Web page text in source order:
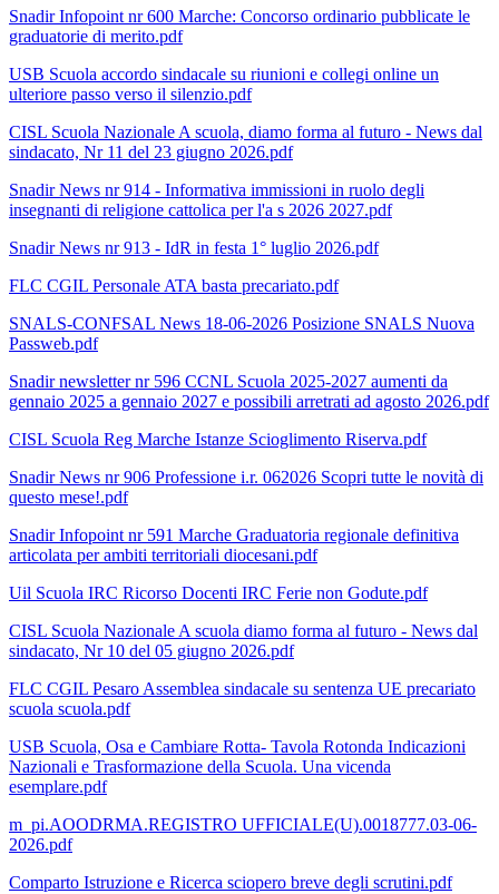
Snadir Infopoint nr 600 Marche: Concorso ordinario pubblicate le
graduatorie di merito.pdf
USB Scuola accordo sindacale su riunioni e collegi online un
ulteriore passo verso il silenzio.pdf
CISL Scuola Nazionale A scuola, diamo forma al futuro - News dal
sindacato, Nr 11 del 23 giugno 2026.pdf
Snadir News nr 914 - Informativa immissioni in ruolo degli
insegnanti di religione cattolica per l'a s 2026 2027.pdf
Snadir News nr 913 - IdR in festa 1° luglio 2026.pdf
FLC CGIL Personale ATA basta precariato.pdf
SNALS-CONFSAL News 18-06-2026 Posizione SNALS Nuova
Passweb.pdf
Snadir newsletter nr 596 CCNL Scuola 2025-2027 aumenti da
gennaio 2025 a gennaio 2027 e possibili arretrati ad agosto 2026.pdf
CISL Scuola Reg Marche Istanze Scioglimento Riserva.pdf
Snadir News nr 906 Professione i.r. 062026 Scopri tutte le novità di
questo mese!.pdf
Snadir Infopoint nr 591 Marche Graduatoria regionale definitiva
articolata per ambiti territoriali diocesani.pdf
Uil Scuola IRC Ricorso Docenti IRC Ferie non Godute.pdf
CISL Scuola Nazionale A scuola diamo forma al futuro - News dal
sindacato, Nr 10 del 05 giugno 2026.pdf
FLC CGIL Pesaro Assemblea sindacale su sentenza UE precariato
scuola scuola.pdf
USB Scuola, Osa e Cambiare Rotta- Tavola Rotonda Indicazioni
Nazionali e Trasformazione della Scuola. Una vicenda
esemplare.pdf
m_pi.AOODRMA.REGISTRO UFFICIALE(U).0018777.03-06-
2026.pdf
Comparto Istruzione e Ricerca sciopero breve degli scrutini.pdf